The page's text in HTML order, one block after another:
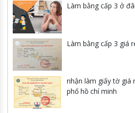
Làm bằng cấp 3 ở
Làm bằng cấp 3 giá
nhận làm giấy tờ giá
phố hồ chí minh